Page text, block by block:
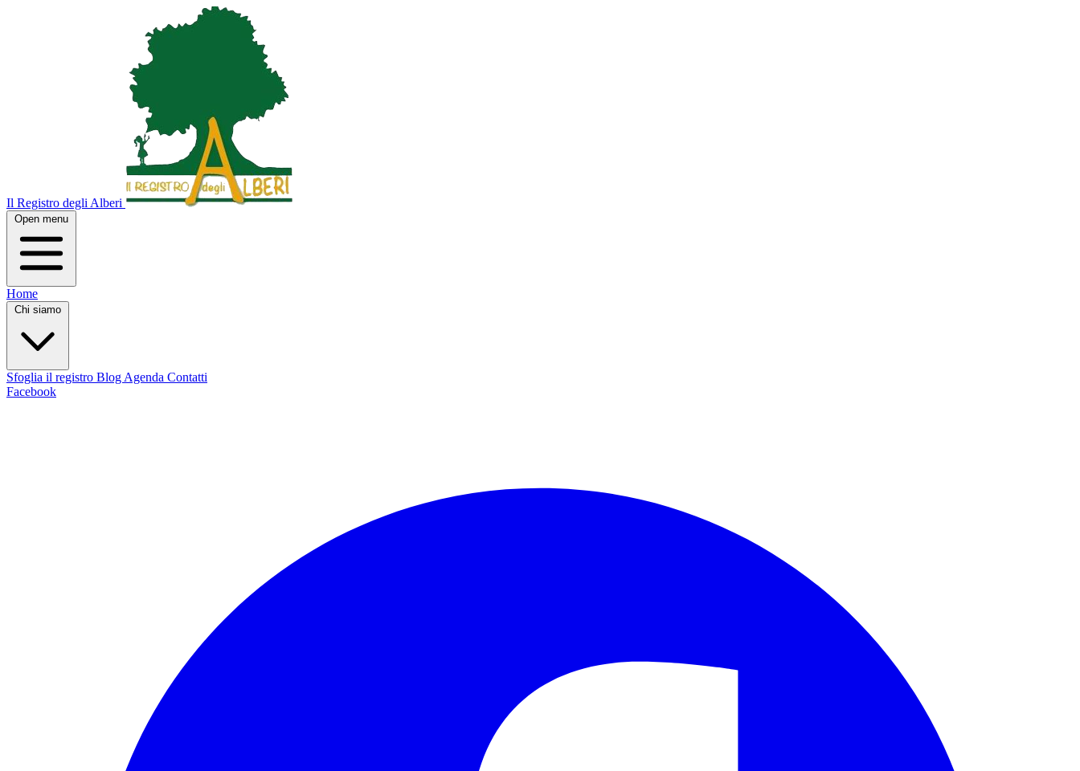
Il Registro degli Alberi
Open menu
Home
Chi siamo
Sfoglia il registro Blog Agenda Contatti
Facebook